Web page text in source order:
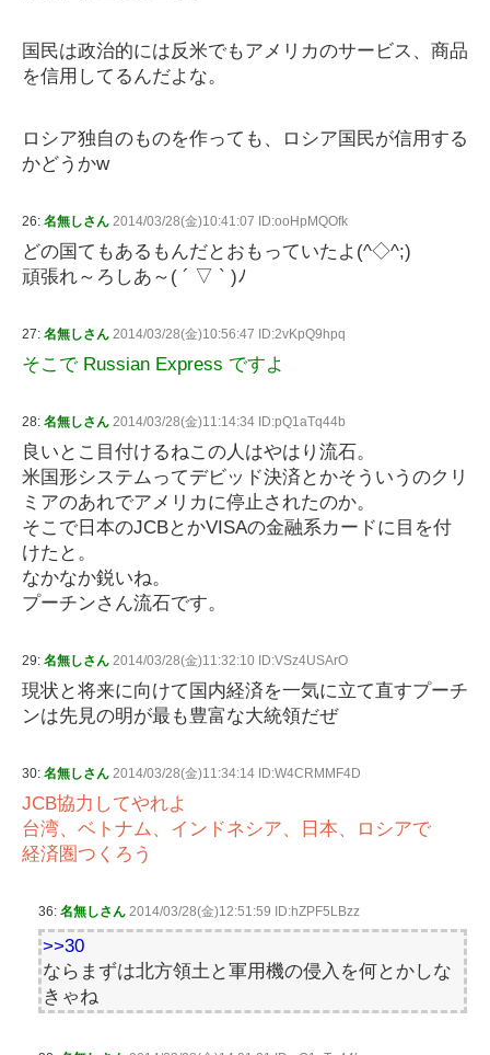
国民は政治的には反米でもアメリカのサービス、商品
を信用してるんだよな。
ロシア独自のものを作っても、ロシア国民が信用する
かどうかw
26: 名無しさん 2014/03/28(金)10:41:07 ID:ooHpMQOfk
どの国てもあるもんだとおもっていたよ(^◇^;)
頑張れ～ろしあ～( ´ ▽ ` )ﾉ
27: 名無しさん 2014/03/28(金)10:56:47 ID:2vKpQ9hpq
そこで Russian Express ですよ
28: 名無しさん 2014/03/28(金)11:14:34 ID:pQ1aTq44b
良いとこ目付けるねこの人はやはり流石。
米国形システムってデビッド決済とかそういうのクリ
ミアのあれでアメリカに停止されたのか。
そこで日本のJCBとかVISAの金融系カードに目を付
けたと。
なかなか鋭いね。
プーチンさん流石です。
29: 名無しさん 2014/03/28(金)11:32:10 ID:VSz4USArO
現状と将来に向けて国内経済を一気に立て直すプーチ
ンは先見の明が最も豊富な大統領だぜ
30: 名無しさん 2014/03/28(金)11:34:14 ID:W4CRMMF4D
JCB協力してやれよ
台湾、ベトナム、インドネシア、日本、ロシアで
経済圏つくろう
36: 名無しさん 2014/03/28(金)12:51:59 ID:hZPF5LBzz
>>30
ならまずは北方領土と軍用機の侵入を何とかしな
きゃね